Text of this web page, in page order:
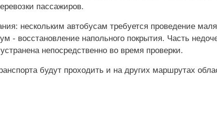
пассажиров.
нескольким автобусам требуется проведение
- восстановление напольного покрытия. Часть
непосредственно во время проверки.
будут проходить и на других маршрутах